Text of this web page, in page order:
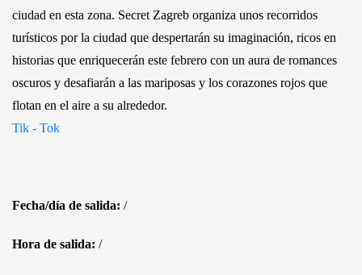
ciudad en esta zona. Secret Zagreb organiza unos recorridos
turísticos por la ciudad que despertarán su imaginación, ricos en
historias que enriquecerán este febrero con un aura de romances
oscuros y desafiarán a las mariposas y los corazones rojos que
flotan en el aire a su alrededor.
Tik - Tok
Fecha/día de salida: /
Hora de salida: /